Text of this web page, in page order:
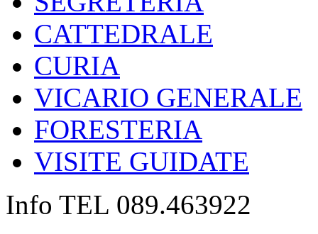
CATTEDRALE
CURIA
VICARIO GENERALE
FORESTERIA
VISITE GUIDATE
Info TEL 089.463922